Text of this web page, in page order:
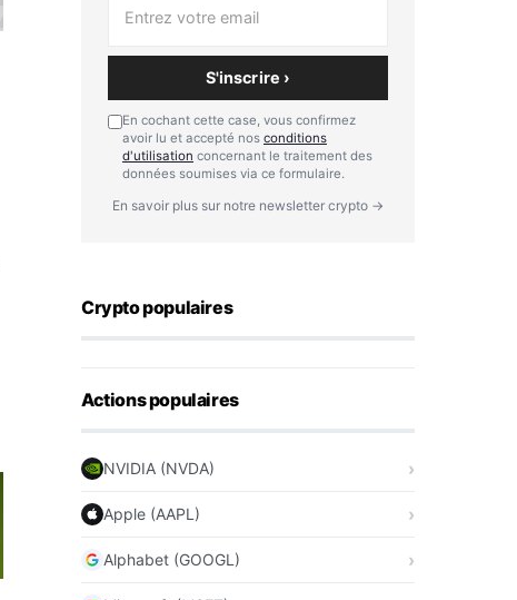
S'inscrire ›
En cochant cette case, vous confirmez
avoir lu et accepté nos conditions
d'utilisation concernant le traitement des
données soumises via ce formulaire.
En savoir plus sur notre newsletter crypto →
Crypto populaires
Actions populaires
NVIDIA (NVDA)
Apple (AAPL)
Alphabet (GOOGL)